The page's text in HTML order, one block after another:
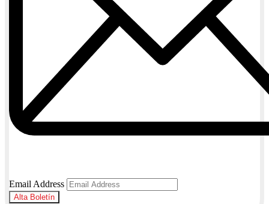
Email Address